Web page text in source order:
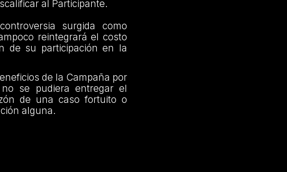
al Participante.
surgida como
reintegrará el costo
de su participación en la
de la Campaña por
se pudiera entregar el
de una caso fortuito o
alguna.